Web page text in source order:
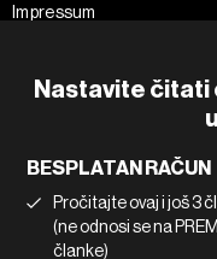
Nastavite čitati
BESPLATAN RAČUN
Pročitajte ovaj i još 3
(ne odnosi se na
članke)
Impressum
Pravila privatnosti
Korištenje umjetne